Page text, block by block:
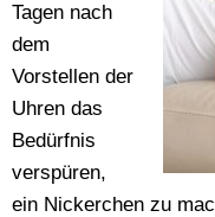
Tagen nach
dem
Vorstellen der
Uhren das
Bedürfnis
verspüren,
ein Nickerchen zu